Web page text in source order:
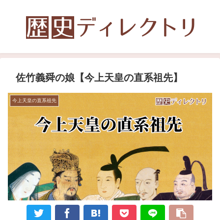
佐竹義舜の娘【今上天皇の直系祖先】
今上天皇の直系祖先